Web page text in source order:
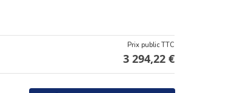
Prix public TTC
3 294,22 €